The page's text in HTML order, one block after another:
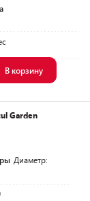
В корзину
Garden
Диаметр: